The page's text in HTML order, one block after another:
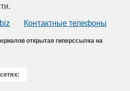
Контактные телефоны
открытая гиперссылка на